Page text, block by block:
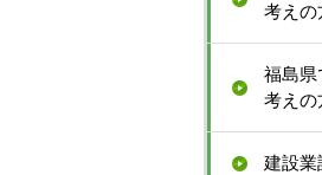
考えの
福島県
考えの
建設業